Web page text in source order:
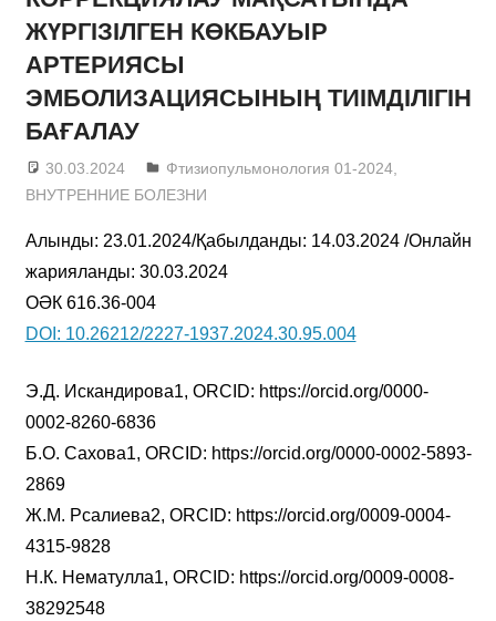
ЖҮРГІЗІЛГЕН КӨКБАУЫР
АРТЕРИЯСЫ
ЭМБОЛИЗАЦИЯСЫНЫҢ ТИІМДІЛІГІН
БАҒАЛАУ
30.03.2024 admin
Фтизиопульмонология 01-2024
ВНУТРЕННИЕ БОЛЕЗНИ
Алынды: 23.01.2024/Қабылданды: 14.03.2024 /Онлайн
жарияланды: 30.03.2024
ОӘК 616.36-004
DOI: 10.26212/2227-1937.2024.30.95.004
Э.Д. Искандирова1, ORCID: https://orcid.org/0000-
0002-8260-6836
Б.О. Сахова1, ORCID: https://orcid.org/0000-0002-5893-
2869
Ж.М. Рсалиева2, ORCID: https://orcid.org/0009-0004-
4315-9828
Н.К. Нематулла1, ORCID: https://orcid.org/0009-0008-
38292548